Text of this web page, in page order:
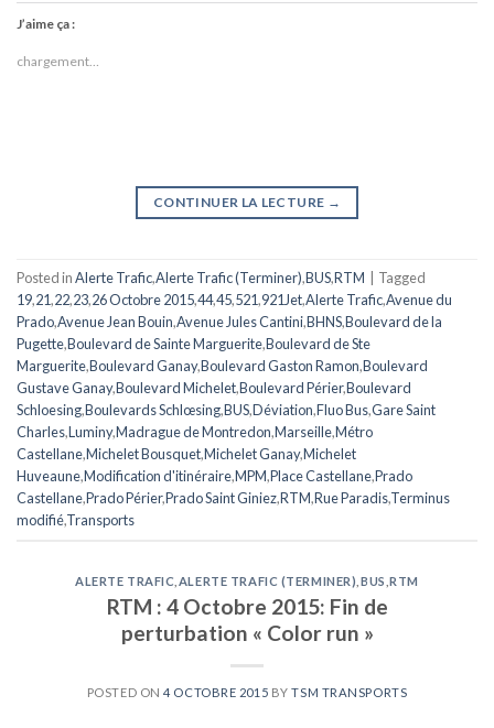
J’aime ça :
chargement…
CONTINUER LA LECTURE →
Posted inAlerte Trafic,Alerte Trafic (Terminer),BUS,RTM
Tagged
19,21,22,23,26 Octobre 2015,44,45,521,921Jet,Alerte Trafic,Avenue du
Prado,Avenue Jean Bouin,Avenue Jules Cantini,BHNS,Boulevard de la
Pugette,Boulevard de Sainte Marguerite,Boulevard de Ste
Marguerite,Boulevard Ganay,Boulevard Gaston Ramon,Boulevard
Gustave Ganay,Boulevard Michelet,Boulevard Périer,Boulevard
Schloesing,Boulevards Schlœsing,BUS,Déviation,Fluo Bus,Gare Saint
Charles,Luminy,Madrague de Montredon,Marseille,Métro
Castellane,Michelet Bousquet,Michelet Ganay,Michelet
Huveaune,Modification d'itinéraire,MPM,Place Castellane,Prado
Castellane,Prado Périer,Prado Saint Giniez,RTM,Rue Paradis,Terminus
modifié,Transports
ALERTE TRAFIC ALERTE TRAFIC (TERMINER) BUS ,RTM
RTM : 4 Octobre 2015: Fin de
perturbation « Color run »
POSTED ON4 OCTOBRE 2015 BYTSM TRANSPORTS